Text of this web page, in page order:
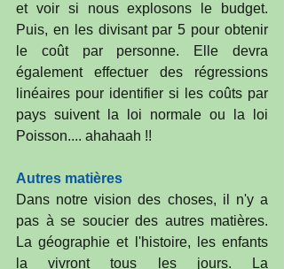
et voir si nous explosons le budget.
Puis, en les divisant par 5 pour obtenir
le coût par personne. Elle devra
également effectuer des régressions
linéaires pour identifier si les coûts par
pays suivent la loi normale ou la loi
Poisson.... ahahaah !!
Autres matières
Dans notre vision des choses, il n'y a
pas à se soucier des autres matières.
La géographie et l'histoire, les enfants
la vivront tous les jours. La